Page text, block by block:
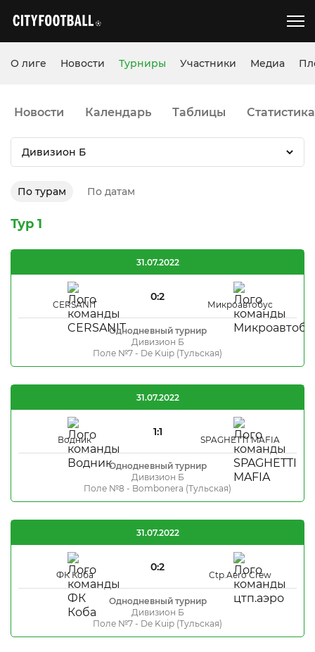
О лиге Новости Турниры Участники Медиа
Новости Календарь Таблицы Статистика
Дивизион Б
По турам По датам
Тур 1
CERSANIT
0:2
Микроавтобус
31.07.2022
Однодневный турнир
Дивизион Б
Поле №7 - De Kuip (Тульская)
Водник
1:1
SPAGHETTI MAFIA
31.07.2022
Однодневный турнир
Дивизион Б
Поле №8 - Bombonera (Тульская)
ФК Коба
0:2
Ctp.Aero Crew
31.07.2022
Однодневный турнир
Дивизион Б
Поле №7 - De Kuip (Тульская)